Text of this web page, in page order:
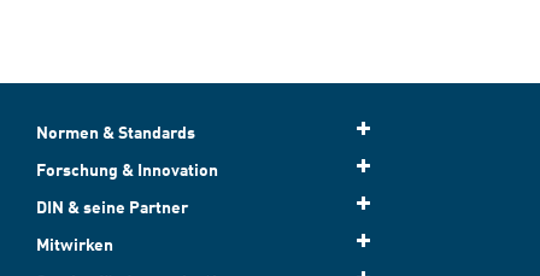
Normen & Standards
Forschung & Innovation
DIN & seine Partner
Mitwirken